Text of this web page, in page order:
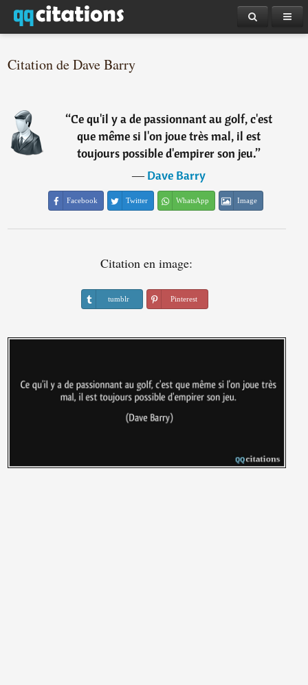
Citation de Dave Barry
“Ce qu'il y a de passionnant au golf, c'est
que même si l'on joue très mal, il est
toujours possible d'empirer son jeu.”
―Dave Barry
Facebook Twitter WhatsApp Image
Citation en image:
tumblr Pinterest